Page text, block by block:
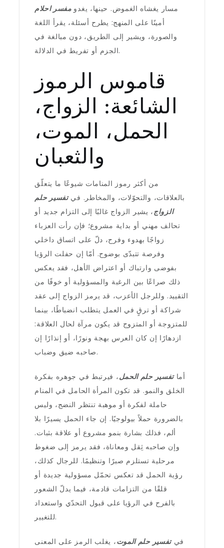
مسار يغشاه الغموض. حينها، يغدومفسر احلام
أمينًا على المنهج: يطرح أسئلة، يقرأ اللغة
والصورة، ويشير إلى الطريق، دون مبالغة في
الجزم أو تفريط في الدلالة.
قاموس الرموز
الشائعة: الزواج،
الحمل، الموت،
والثعبان
من أكثر رموز المنامات شيوعًا ما يتعلّق
بالعلاقات، والتحوّلات، والمخاطر. فيتفسير حلم
الزواج، يشير الزواج غالبًا إلى التزام جديد أو
تحالف مهني أو بداية مشروع؛ فإن رأت العزباء
زواجًا بهدوء وفرح، دلّ على اتساق داخلي
وفرصة تتبدّى بوضوح. أمّا إن حفلت الرؤيا
بفوضى وارتباك أو اعتراض الأهل، فقد يعكس
ذلك صراعًا بين الرغبة والمسؤولية أو خوفًا من
التقييد. وللرجل الأعزب، قد يرمز الزواج إلى عقد
شراكة أو ترقٍ في العمل يتطلب انضباطًا، بينما
للمتزوجة أو المتزوج قد يكون مرآة لحال العلاقة:
ازدهارًا إن كان العرس بهجة ونورًا، أو إنذارًا إن
صاحبه ضيق وضباب.
أماتفسير حلم الحمل، فيرتبط في جوهره بفكرة
الخلق والنمو. قد تكون المرأة الحامل في المنام
حاملة لفكرة أو موهبة تنتظر النضج، وليس
بالضرورة حملاً بيولوجيًا. إن جاء الحمل يسيرًا بلا
ألم، فذلك بشارة بنمو مشروع أو علاقة بثبات.
وإن صاحبه ثِقل ومعاناة، فقد يرمز إلى ضغوط
مرحلية تستلزم صبرًا وتنظيمًا. للرجال كذلك،
رؤية الحمل قد تعكس تحمّل مسؤولية جديدة أو
قلقًا من التزامات قادمة، فيما يدلّ الشعور
بالفرح في الرؤيا على قبول التحدّي واستعداد
للتغيير.
فيتفسير حلم الموت، يغلب الرمز على المعنى